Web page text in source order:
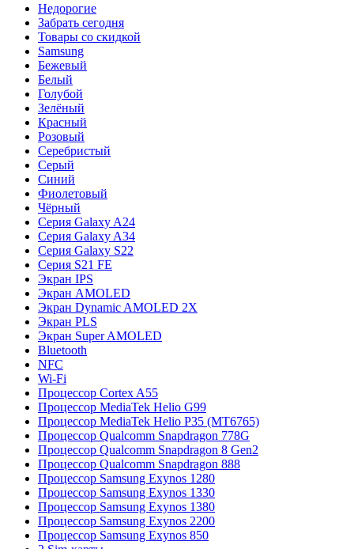
Недорогие
Забрать сегодня
Товары со скидкой
Samsung
Бежевый
Белый
Голубой
Зелёный
Красный
Розовый
Серебристый
Серый
Синий
Фиолетовый
Чёрный
Серия Galaxy A24
Серия Galaxy A34
Серия Galaxy S22
Серия S21 FE
Экран IPS
Экран AMOLED
Экран Dynamic AMOLED 2X
Экран PLS
Экран Super AMOLED
Bluetooth
NFC
Wi-Fi
Процессор Cortex A55
Процессор MediaTek Helio G99
Процессор MediaTek Helio P35 (MT6765)
Процессор Qualcomm Snapdragon 778G
Процессор Qualcomm Snapdragon 8 Gen2
Процессор Qualcomm Snapdragon 888
Процессор Samsung Exynos 1280
Процессор Samsung Exynos 1330
Процессор Samsung Exynos 1380
Процессор Samsung Exynos 2200
Процессор Samsung Exynos 850